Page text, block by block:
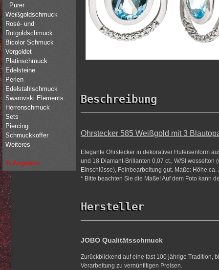
Beschreibung
Ohrstecker 585 Weißgold mit 3
Elegante Ohrstecker in dekorativer Hufeisenform
und 18 Diamant-Brillanten 0,07 ct., W/SI
Einschlüsse), Feinbearbeitung gut. Maße: Höhe
* Bitte beachten Sie die Maße! Auf dem Foto kann
Hersteller
JOBO Qualitätsschmuck
Zurückblickend auf eine fast 100 jährige Tradition,
Verarbeitung zu vernünfitigen Preisen.
Purer
Weißgoldschmuck
Rosé- und
Rotgoldschmuck
Bicolor Schmuck
Vergoldet
Platinschmuck
Edelsteine
Perlen
Edelstahlschmuck
Swarovski Elements
Herrenschmuck
Sets
Piercing
Schmuckkoffer
Weiteres
% Angebote